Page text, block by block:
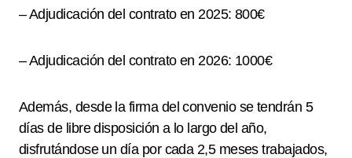
– Adjudicación del contrato en 2025: 800€
– Adjudicación del contrato en 2026: 1000€
Además, desde la firma del convenio se tendrán 5
días de libre disposición a lo largo del año,
disfrutándose un día por cada 2,5 meses trabajados,